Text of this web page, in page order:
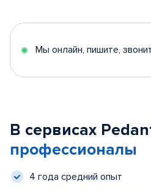
Мы онлайн, пишите,
В сервисах
профессионалы
4 года средний опыт